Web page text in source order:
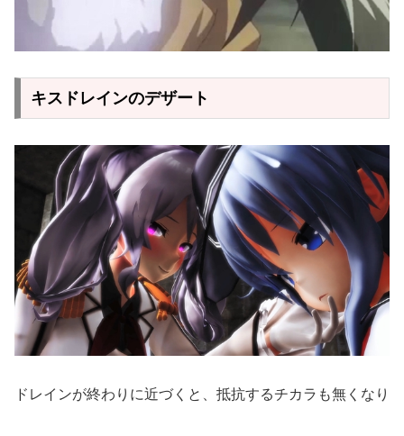
キスドレインのデザート
ドレインが終わりに近づくと、抵抗するチカラも無くなり